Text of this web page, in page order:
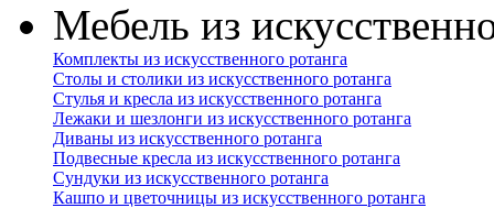
Мебель из
Комплекты из искусственного ротанга
Столы и столики из искусственного ротанга
Стулья и кресла из искусственного ротанга
Лежаки и шезлонги из искусственного ротанга
Диваны из искусственного ротанга
Подвесные кресла из искусственного ротанга
Сундуки из искусственного ротанга
Кашпо и цветочницы из искусственного ротанга